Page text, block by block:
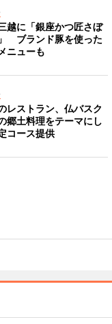
越に「銀座かつ匠さぼ
ブランド豚を使った
ニューも
レストラン、仏バスク
郷土料理をテーマにし
コース提供